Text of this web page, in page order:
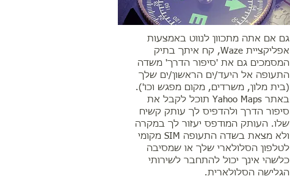
גם אם אתה מתכוון לנווט באמצעות
אפליקציית Waze, קח איתך בתיק
המסמכים גם את 'סיפור הדרך' משדה
התעופה אל היעד/ים הראשון/ים שלך
(בית מלון, משרדים, מקום מפגש וכו').
באתר Yahoo Maps תוכל לקבל את
סיפור הדרך ולהדפיס לך עותק קשיח
שלו. העותק המודפס יעזור לך במקרה
ולא מצאת בשדה התעופה SIM מקומי
לטלפון הסלולארי שלך או שמסיבה
כלשהי אינך יכול להתחבר לשירותי
הגלישה הסלולארית.